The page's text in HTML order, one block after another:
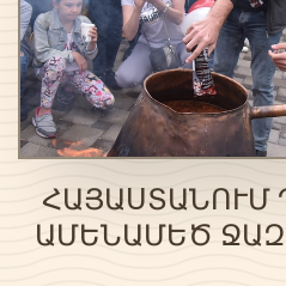
ՀԱՅԱՍՏԱՆՈՒՄ
ԱՄԵՆԱՄԵԾ